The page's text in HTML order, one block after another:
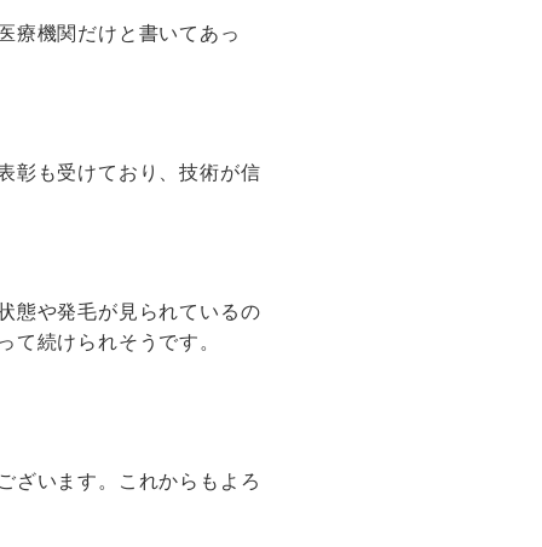
療機関だけと書いてあっ
彰も受けており、技術が信
態や発毛が見られているの
続けられそうです。
ざいます。これからもよろ